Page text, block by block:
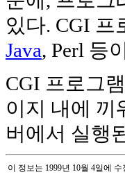
있다. CGI
Java, Perl 등
CGI 프로그
이지 내에 끼
버에서 실행
이 정보는 1999년 10월 4일에